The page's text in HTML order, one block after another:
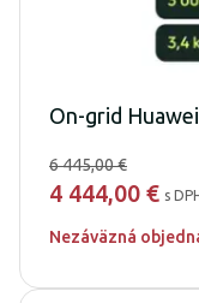
On-grid
6 445,00 €
4 444,00 € s
Nezáväzná